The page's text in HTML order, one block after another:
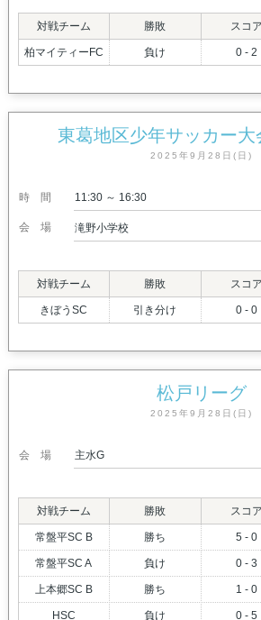
対戦チーム 勝敗 スコア
柏マイティーFC 負け 0 - 2
東葛地区少年サッカー大
2025年9月28日(日)
時間 11:30 ～ 16:30
会場 滝野小学校
対戦チーム 勝敗 スコア
きぼうSC 引き分け 0 - 0
松戸リーグ
2025年9月28日(日)
会場 主水G
対戦チーム 勝敗 スコア
常盤平SC B 勝ち 5 - 0
常盤平SC A 負け 0 - 3
上本郷SC B 勝ち 1 - 0
HSC 負け 0 - 5